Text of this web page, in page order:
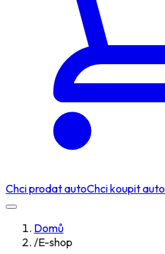
Chci prodat autoChci koupit auto
Domů
/E-shop